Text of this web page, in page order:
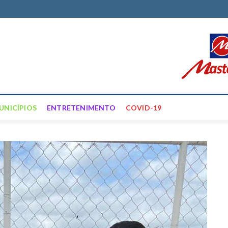
ENTRETENIMENTO COVID-19